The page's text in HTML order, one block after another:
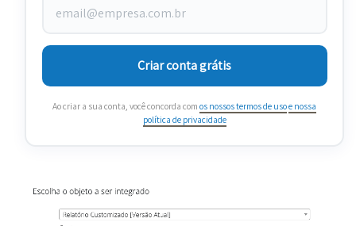
Criar conta grátis
Ao criar a sua conta, você concorda com os nossos termos de usoe nossa
política de privacidade